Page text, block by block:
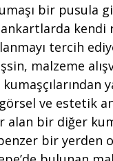
bir pusula
kendi
tercih
malzeme
ve estetik
alan bir diğer
benzer bir